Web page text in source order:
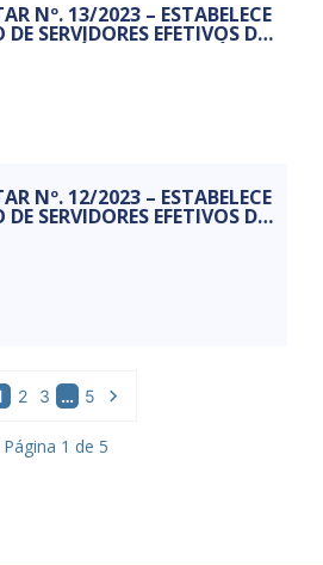
Nº. 13/2023 – ESTABELECE
SERVIDORES EFETIVOS DO
DE SAÚDE DO MUNICÍPIO
CRIA E EXTINGUE CARGOS,
E DÁ OUTRAS
Nº. 12/2023 – ESTABELECE
SERVIDORES EFETIVOS DO
CRIA E
FIXA VENCIMENTOS E DÁ
2 3 … 5
Página 1 de 5